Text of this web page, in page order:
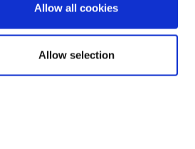
Allow all cookies
Allow selection